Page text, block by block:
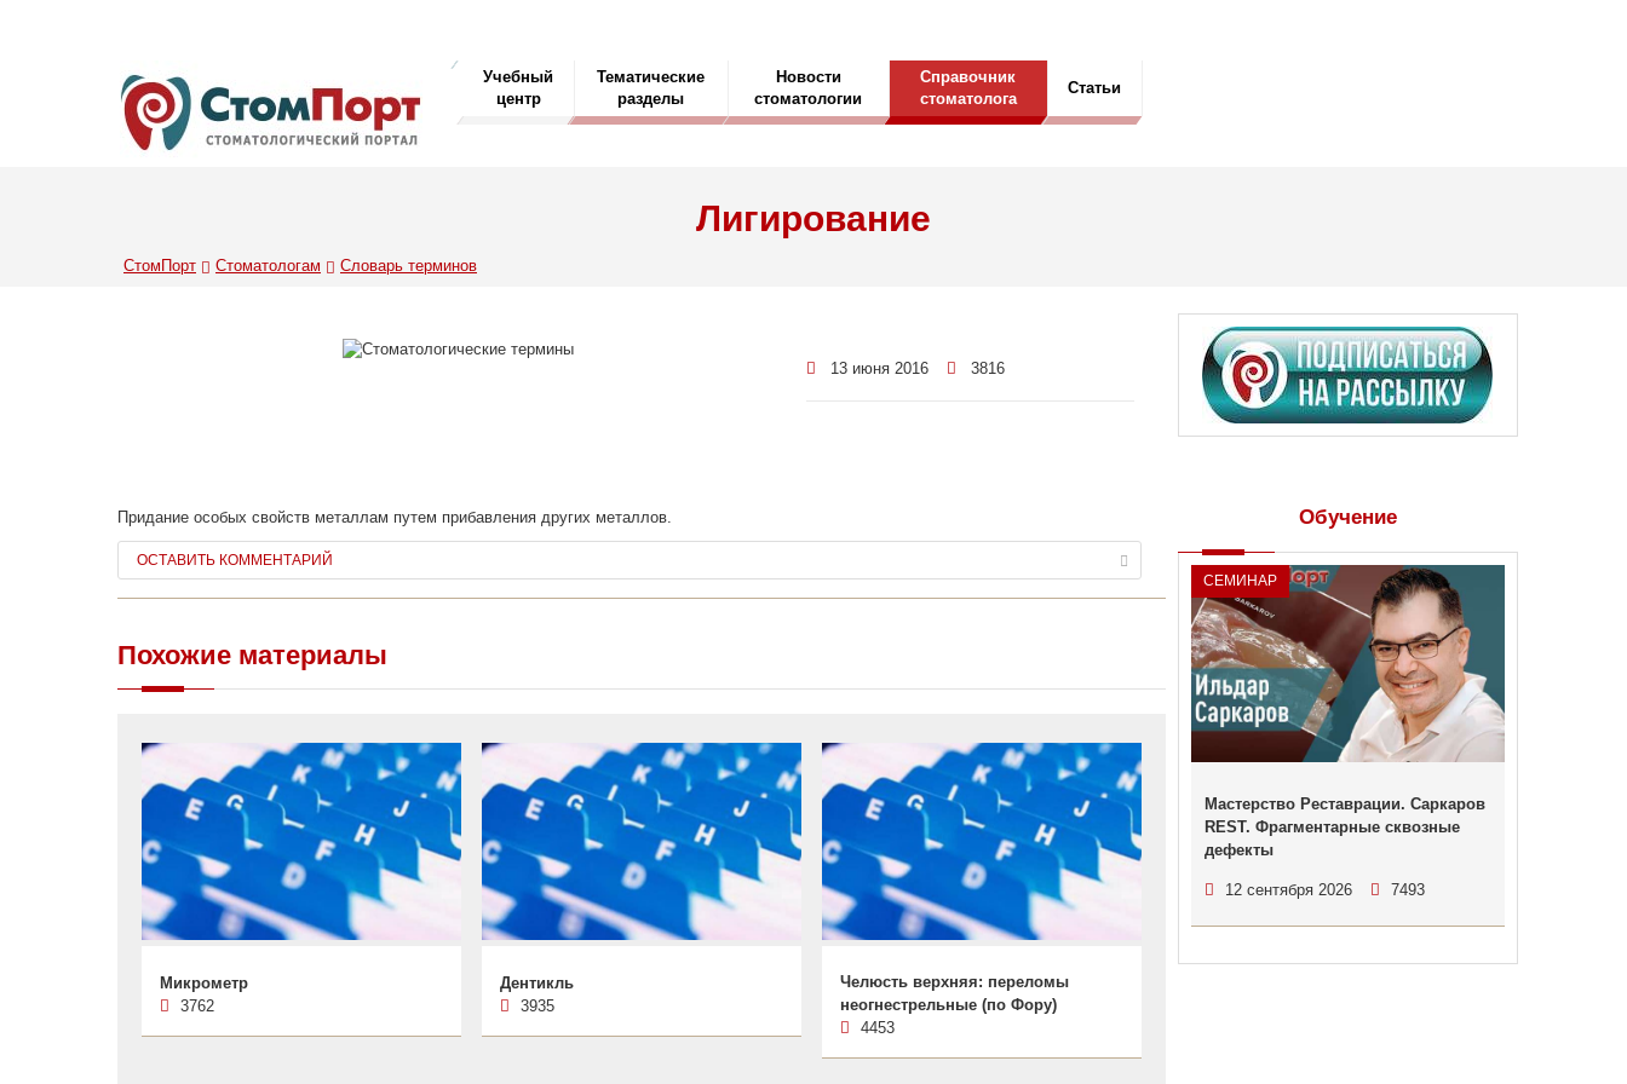
Учебный
центр
Тематические
разделы
Новости
стоматологии
Справочник
стоматолога
Статьи
Лигирование
СтомПорт Стоматологам Словарь терминов
13 июня 2016 3816
Придание особых свойств металлам путем прибавления других металлов.
ОСТАВИТЬ КОММЕНТАРИЙ
Похожие материалы
Микрометр
3762
Дентикль
3935
Челюсть верхняя: переломы
неогнестрельные (по Фору)
4453
Обучение
СЕМИНАР
Мастерство Реставрации. Саркаров
REST. Фрагментарные сквозные
дефекты
12 сентября 2026 7493